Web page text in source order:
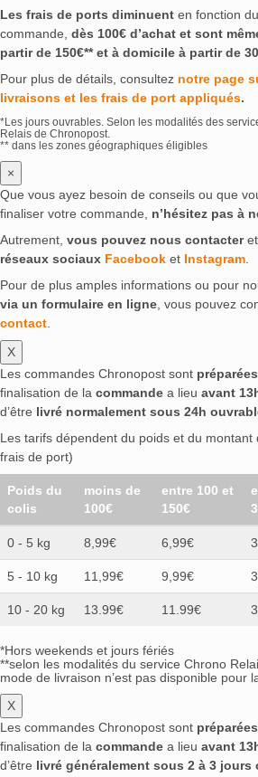
Les frais de ports diminuent en fonction
commande, dès 100€ d’achat et sont
partir de 150€** et à domicile à partir de
Pour plus de détails, consultez notre page
livraisons et les frais de port appliqués.
*Les jours ouvrables. Selon les modalités des
Relais de Chronopost.
** dans les zones géographiques éligibles
×
Que vous ayez besoin de conseils ou que
finaliser votre commande, n’hésitez pas à
Autrement, vous pouvez nous contacteret
réseaux sociaux Facebook et Instagram.
Pour de plus amples informations ou pour
via un formulaire en ligne, vous pouvez
contact.
X
Les commandes Chronopost sont
finalisation de la commande a lieu avant
d’être livré normalement sous 24h
Les tarifs dépendent du poids et du
frais de port)
Poids du
colis
moins de
100€
entre 100 et
150€
0 - 5 kg 8,99€ 6,99€
5 - 10 kg 11,99€ 9,99€
10 - 20 kg 13.99€ 11.99€
*Hors weekends et jours fériés
**selon les modalités du service Chrono
mode de livraison n’est pas disponible pour
X
Les commandes Chronopost sont
finalisation de la commande a lieu avant
d’être livré généralement sous 2 à 3 jours